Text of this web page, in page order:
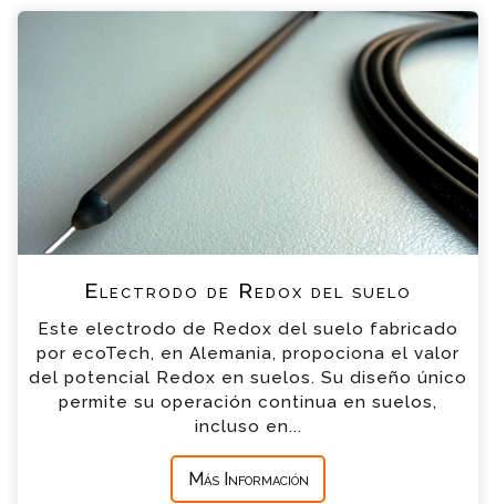
Electrodo de Redox del suelo
Este electrodo de Redox del suelo fabricado
por ecoTech, en Alemania, propociona el valor
del potencial Redox en suelos. Su diseño único
permite su operación continua en suelos,
incluso en...
Más Información
Electrodo de Redox del suelo Consulta
Por favor completa el formulario, un miembro
de nuestro equipo contactara contigo en
breve
Nombre
*
Email
*
Empresa
*
Mensaje
*